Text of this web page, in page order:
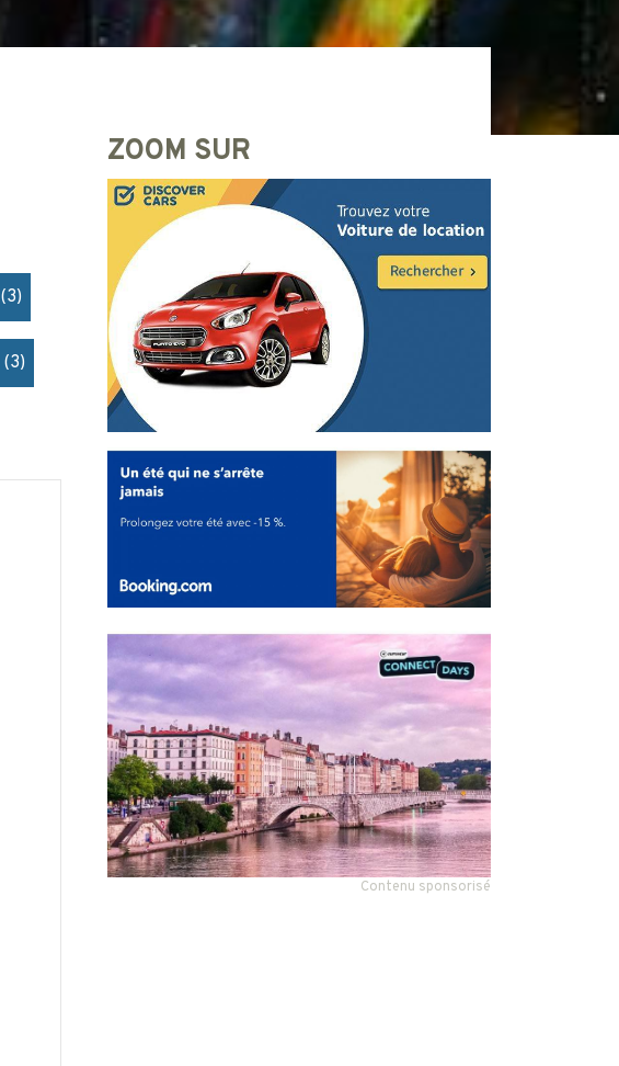
ZOOM SUR
Contenu sponsorisé